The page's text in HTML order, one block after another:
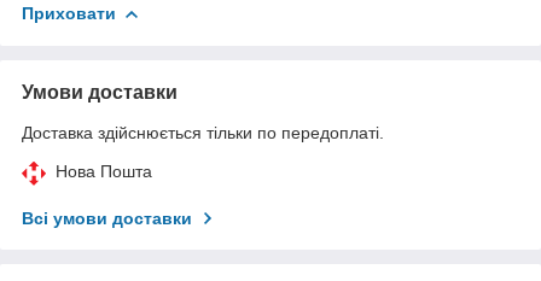
Приховати
Умови доставки
Доставка здійснюється тільки по передоплаті.
Нова Пошта
Всі умови доставки